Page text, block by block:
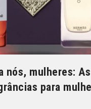
nós, mulheres:
para